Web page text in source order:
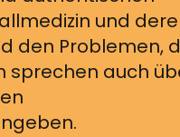
und
den Problemen,
sprechen auch